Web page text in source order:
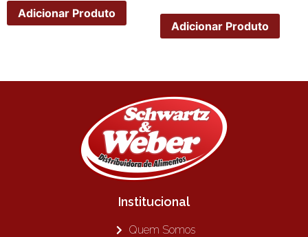
Adicionar Produto
Adicionar Produto
Institucional
Quem Somos